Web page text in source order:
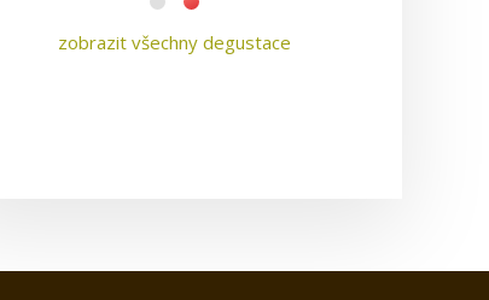
zobrazit všechny degustace